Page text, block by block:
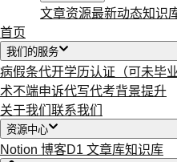
文章资源最新动态知识
首页
我们的服务
病假条代开学历认证（可未毕业
术不端申诉代写代考背景提升
关于我们 联系我们
资源中心
Notion 博客D1 文章库知识库